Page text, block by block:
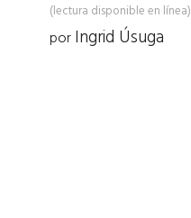
(lectura disponible en línea)
porIngrid Úsuga